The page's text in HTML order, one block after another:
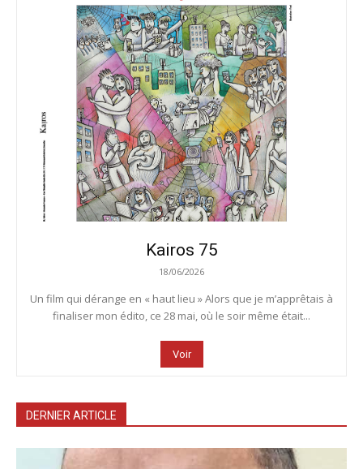
Kairos 75
18/06/2026
Un film qui dérange en « haut lieu » Alors que je m’apprêtais à
finaliser mon édito, ce 28 mai, où le soir même était...
Voir
DERNIER ARTICLE